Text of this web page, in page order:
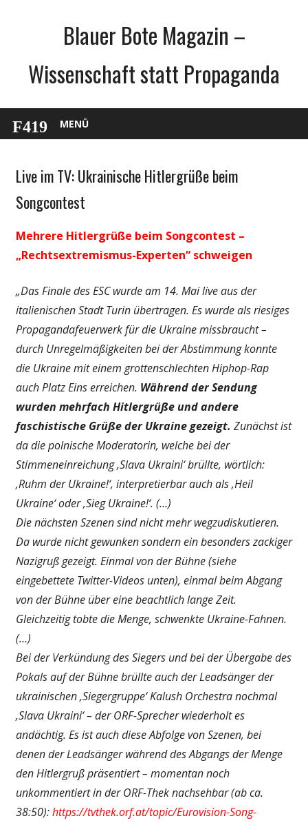
Blauer Bote Magazin –
Wissenschaft statt Propaganda
MENÜ
Gesellschaft
Politik
Wirtschaft
Wissenschaft
Live im TV: Ukrainische Hitlergrüße beim
Songcontest
Mehrere Hitlergrüße beim Songcontest –
„Rechtsextremismus-Experten“ schweigen
„Das Finale des ESC wurde am 14. Mai live aus der
italienischen Stadt Turin übertragen. Es wurde als riesiges
Propagandafeuerwerk für die Ukraine missbraucht –
durch Unregelmäßigkeiten bei der Abstimmung konnte
die Ukraine mit einem grottenschlechten Hiphop-Rap
auch Platz Eins erreichen. Während der Sendung
wurden mehrfach Hitlergrüße und andere
faschistische Grüße der Ukraine gezeigt. Zunächst ist
da die polnische Moderatorin, welche bei der
Stimmeneinreichung ‚Slava Ukraini‘ brüllte, wörtlich:
‚Ruhm der Ukraine!‘, interpretierbar auch als ‚Heil
Ukraine‘ oder ‚Sieg Ukraine!‘. (…)
Die nächsten Szenen sind nicht mehr wegzudiskutieren.
Da wurde nicht gewunken sondern ein besonders zackiger
Nazigruß gezeigt. Einmal von der Bühne (siehe
eingebettete Twitter-Videos unten), einmal beim Abgang
von der Bühne über eine beachtlich lange Zeit.
Gleichzeitig tobte die Menge, schwenkte Ukraine-Fahnen.
(…)
Bei der Verkündung des Siegers und bei der Übergabe des
Pokals auf der Bühne brüllte auch der Leadsänger der
ukrainischen ‚Siegergruppe‘ Kalush Orchestra nochmal
‚Slava Ukraini‘ – der ORF-Sprecher wiederholt es
andächtig. Es ist auch diese Abfolge von Szenen, bei
denen der Leadsänger während des Abgangs der Menge
den Hitlergruß präsentiert – momentan noch
unkommentiert in der ORF-Thek nachsehbar (ab ca.
38:50):https://tvthek.orf.at/topic/Eurovision-Song-